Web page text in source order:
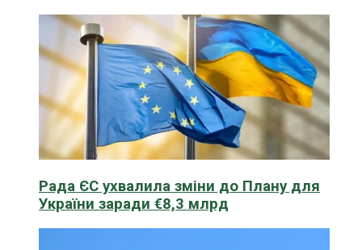
Рада ЄС ухвалила зміни до Плану для
України заради €8,3 млрд